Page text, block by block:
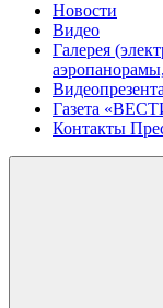
Новости
Видео
Галерея
Газета
Контакты